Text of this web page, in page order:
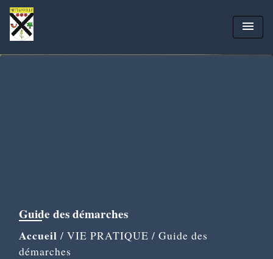
menu
Guide des démarches
Accueil / VIE PRATIQUE / Guide des
démarches